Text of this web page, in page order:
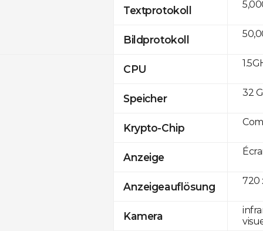
Textprotokoll
Bildprotokoll
CPU
Speicher
Krypto-Chip
Anzeige
Anzeigeauflösung
Kamera
32
720